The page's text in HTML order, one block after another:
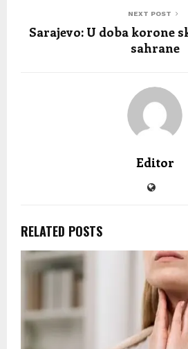
NEXT POST
Sarajevo: U doba korone
sahrane
Editor
RELATED POSTS